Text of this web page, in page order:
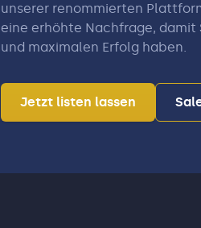
unserer renommierten
eine erhöhte Nachfrage,
und maximalen Erfolg haben.
Jetzt listen lassen